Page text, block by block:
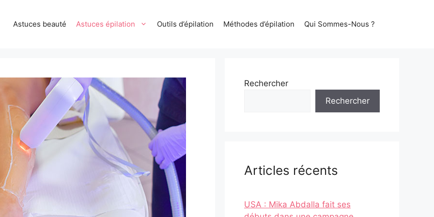
Astuces beauté Astuces épilation Outils d’épilation Méthodes d’épilation Qui Sommes-Nous ?
Rechercher
Rechercher
Articles récents
USA : Mika Abdalla fait ses